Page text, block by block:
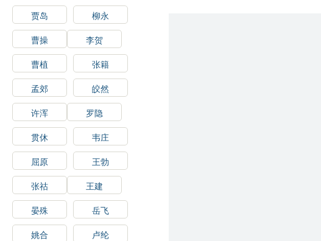
贾岛
柳永
曹操
李贺
曹植
张籍
孟郊
皎然
许浑
罗隐
贯休
韦庄
屈原
王勃
张祜
王建
晏殊
岳飞
姚合
卢纶